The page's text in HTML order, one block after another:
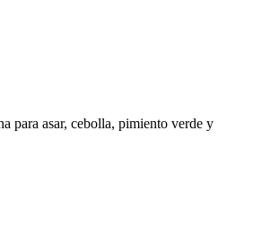
para asar, cebolla, pimiento verde y